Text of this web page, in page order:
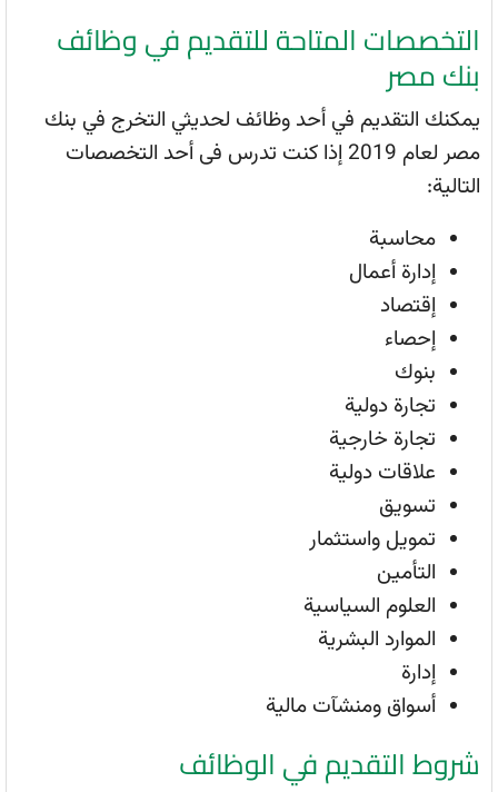
التخصصات المتاحة للتقديم في وظائف
بنك مصر
يمكنك التقديم في أحد وظائف لحديثي التخرج في بنك
مصر لعام 2019 إذا كنت تدرس فى أحد التخصصات
التالية:
محاسبة
إدارة أعمال
إقتصاد
إحصاء
بنوك
تجارة دولية
تجارة خارجية
علاقات دولية
تسويق
تمويل واستثمار
التأمين
العلوم السياسية
الموارد البشرية
إدارة
أسواق ومنشآت مالية
شروط التقديم في الوظائف